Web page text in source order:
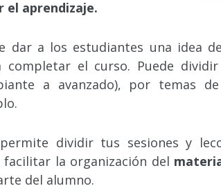
el aprendizaje.
dar a los estudiantes una idea
completar el curso. Puede
a avanzado), por temas
dividir tus sesiones y
la organización del
del alumno.